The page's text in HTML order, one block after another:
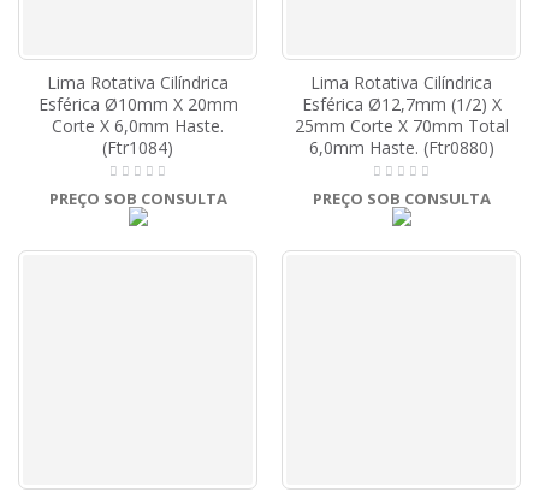
Lima Rotativa Cilíndrica
Esférica Ø10mm X 20mm
Corte X 6,0mm Haste.
(Ftr1084)
PREÇO SOB CONSULTA
Lima Rotativa Cilíndrica
Esférica Ø12,7mm (1/2) X
25mm Corte X 70mm Total
6,0mm Haste. (Ftr0880)
PREÇO SOB CONSULTA